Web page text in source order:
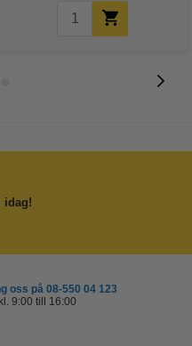
idag!
oss på 08-550 04 123
9:00 till 16:00